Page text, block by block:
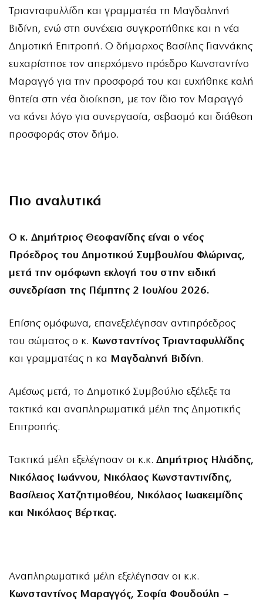
Τριανταφυλλίδη και γραμματέα τη Μαγδαληνή
Βιδίνη, ενώ στη συνέχεια συγκροτήθηκε και η νέα
Δημοτική Επιτροπή. Ο δήμαρχος Βασίλης Γιαννάκης
ευχαρίστησε τον απερχόμενο πρόεδρο Κωνσταντίνο
Μαραγγό για την προσφορά του και ευχήθηκε καλή
θητεία στη νέα διοίκηση, με τον ίδιο τον Μαραγγό
να κάνει λόγο για συνεργασία, σεβασμό και διάθεση
προσφοράς στον δήμο.
Πιο αναλυτικά
O κ. Δημήτριος Θεοφανίδης είναι ο νέος
Πρόεδρος του Δημοτικού Συμβουλίου Φλώρινας,
μετά την ομόφωνη εκλογή του στην ειδική
συνεδρίαση της Πέμπτης 2 Ιουλίου 2026.
Επίσης ομόφωνα, επανεξελέγησαν αντιπρόεδρος
του σώματος ο κ. Κωνσταντίνος Τριανταφυλλίδης
και γραμματέας η κα Μαγδαληνή Βιδίνη.
Αμέσως μετά, το Δημοτικό Συμβούλιο εξέλεξε τα
τακτικά και αναπληρωματικά μέλη της Δημοτικής
Επιτροπής.
Tακτικά μέλη εξελέγησαν οι κ.κ. Δημήτριος Ηλιάδης,
Νικόλαος Ιωάννου, Νικόλαος Κωνσταντινίδης,
Βασίλειος Χατζητιμοθέου, Νικόλαος Ιωακειμίδης
και Νικόλαος Βέρτκας.
Αναπληρωματικά μέλη εξελέγησαν οι κ.κ.
Κωνσταντίνος Μαραγγός, Σοφία Φουδούλη –